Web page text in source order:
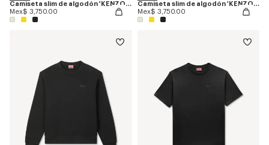
Camiseta slim de algodón 'KENZO Jumping Tiger'
Mex$ 3,750.00
Camiseta slim de algodón 'KENZO Jumping Tiger'
Mex$ 3,750.00